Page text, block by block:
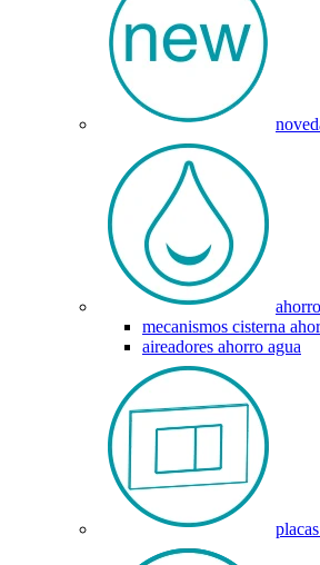
mecanismos cisterna
aireadores ahorro agua